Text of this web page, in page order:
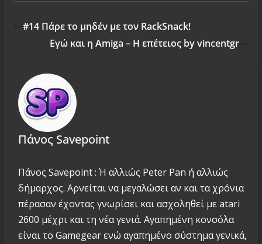
#14 Πάρε το μηδέν με τον RackSnack!
Εγώ και η Amiga – Η επέτειος by vincentgr
Πάνος Savepoint
Πάνος Savepoint : Ή αλλιώς Peter Pan ή αλλιώς
δήμαρχος. Αρνείται να μεγαλώσει αν και τα χρόνια
πέρασαν έχοντας γνωρίσει και ασχοληθεί με atari
2600 μέχρι και τη νέα γενιά. Αγαπημένη κονσόλα
είναι το Gamegear ενώ αγαπημένο σύστημα γενικά,